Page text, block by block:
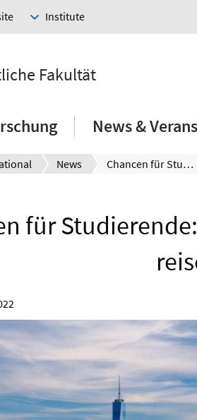
Institute
Fakultät
News &
News Chancen für Studierende: Mit Fulbright in die USA reisen
für